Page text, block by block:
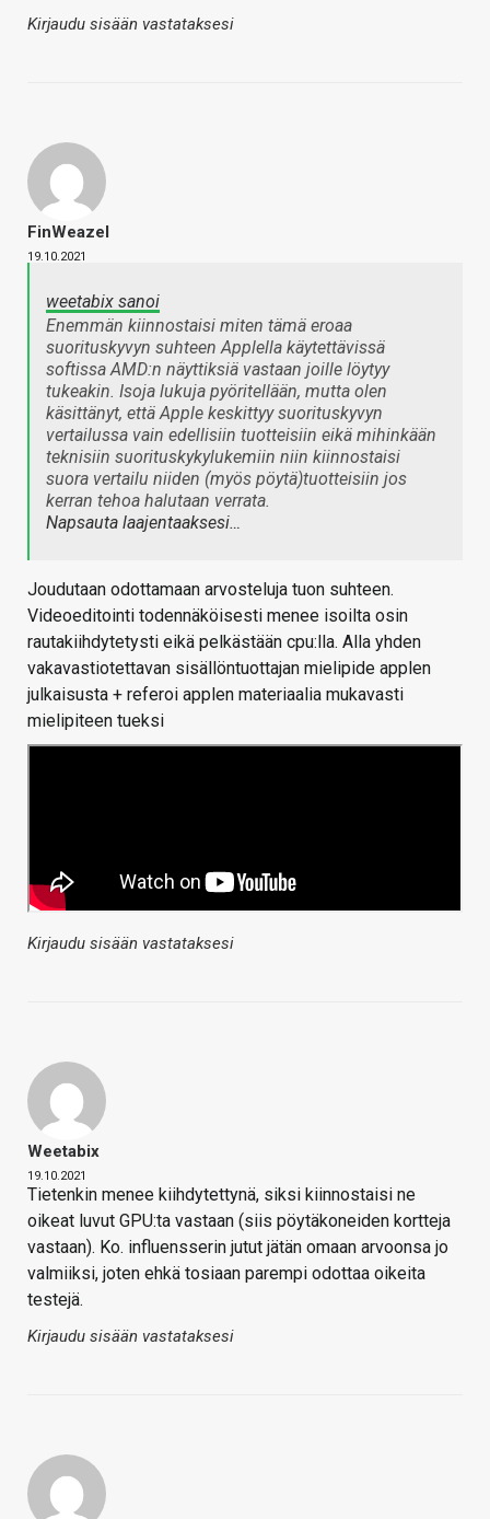
Kirjaudu sisään vastataksesi
FinWeazel
19.10.2021
weetabix sanoi
Enemmän kiinnostaisi miten tämä eroaa
suorituskyvyn suhteen Applella käytettävissä
softissa AMD:n näyttiksiä vastaan joille löytyy
tukeakin. Isoja lukuja pyöritellään, mutta olen
käsittänyt, että Apple keskittyy suorituskyvyn
vertailussa vain edellisiin tuotteisiin eikä mihinkään
teknisiin suorituskykylukemiin niin kiinnostaisi
suora vertailu niiden (myös pöytä)tuotteisiin jos
kerran tehoa halutaan verrata.
Napsauta laajentaaksesi…
Joudutaan odottamaan arvosteluja tuon suhteen.
Videoeditointi todennäköisesti menee isoilta osin
rautakiihdytetysti eikä pelkästään cpu:lla. Alla yhden
vakavastiotettavan sisällöntuottajan mielipide applen
julkaisusta + referoi applen materiaalia mukavasti
mielipiteen tueksi
Kirjaudu sisään vastataksesi
Weetabix
19.10.2021
Tietenkin menee kiihdytettynä, siksi kiinnostaisi ne
oikeat luvut GPU:ta vastaan (siis pöytäkoneiden kortteja
vastaan). Ko. influensserin jutut jätän omaan arvoonsa jo
valmiiksi, joten ehkä tosiaan parempi odottaa oikeita
testejä.
Kirjaudu sisään vastataksesi